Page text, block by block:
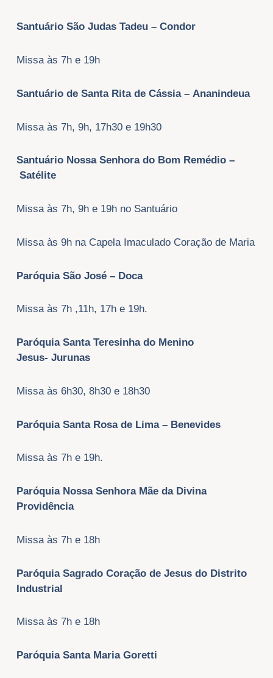
Santuário São Judas Tadeu – Condor
Missa às 7h e 19h
Santuário de Santa Rita de Cássia – Ananindeua
Missa às 7h, 9h, 17h30 e 19h30
Santuário Nossa Senhora do Bom Remédio –
Satélite
Missa às 7h, 9h e 19h no Santuário
Missa às 9h na Capela Imaculado Coração de Maria
Paróquia São José – Doca
Missa às 7h ,11h, 17h e 19h.
Paróquia Santa Teresinha do Menino
Jesus- Jurunas
Missa às 6h30, 8h30 e 18h30
Paróquia Santa Rosa de Lima – Benevides
Missa às 7h e 19h.
Paróquia Nossa Senhora Mãe da Divina
Providência
Missa às 7h e 18h
Paróquia Sagrado Coração de Jesus do Distrito
Industrial
Missa às 7h e 18h
Paróquia Santa Maria Goretti